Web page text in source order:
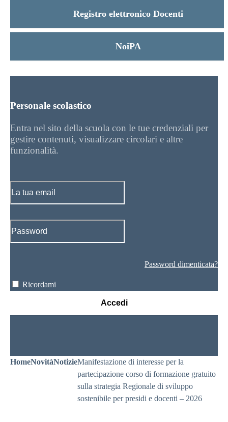
Registro elettronico Docenti
NoiPA
Personale scolastico
Entra nel sito della scuola con le tue credenziali per
gestire contenuti, visualizzare circolari e altre
funzionalità.
Password dimenticata?
Ricordami
Accedi
HomeNovitàNotizieManifestazione di interesse per la
partecipazione corso di formazione gratuito
sulla strategia Regionale di sviluppo
sostenibile per presidi e docenti – 2026